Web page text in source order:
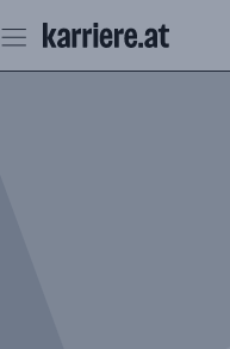
Seiteninhalt
springen